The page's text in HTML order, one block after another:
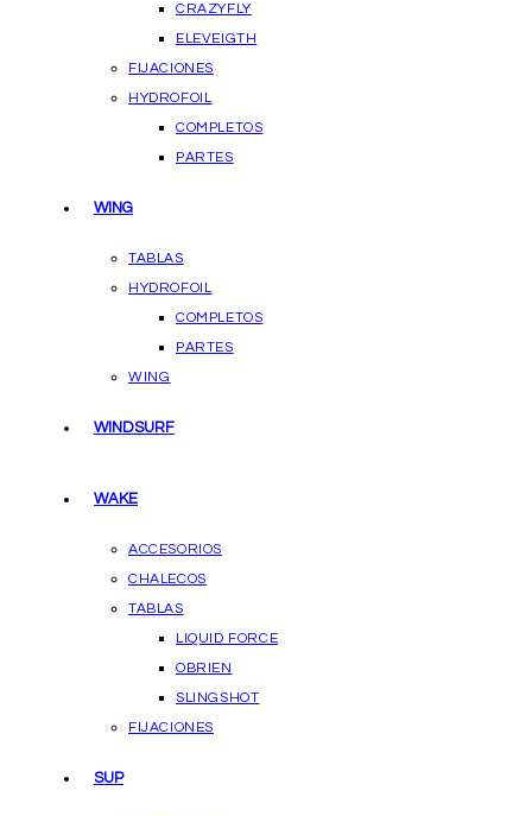
CRAZYFLY
ELEVEIGTH
FIJACIONES
HYDROFOIL
COMPLETOS
PARTES
WING
TABLAS
HYDROFOIL
COMPLETOS
PARTES
WING
WINDSURF
WAKE
ACCESORIOS
CHALECOS
TABLAS
LIQUID FORCE
OBRIEN
SLINGSHOT
FIJACIONES
SUP